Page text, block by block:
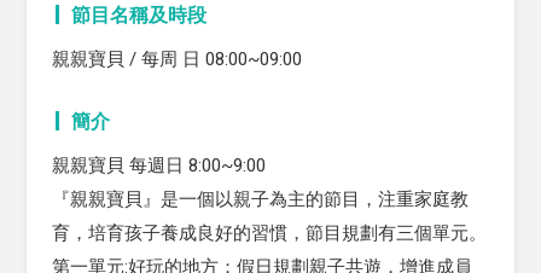
節目名稱及時段
親親寶貝 / 每周 日 08:00~09:00
簡介
親親寶貝 每週日 8:00~9:00
『親親寶貝』是一個以親子為主的節目，注重家庭教
育，培育孩子養成良好的習慣，節目規劃有三個單元。
第一單元:好玩的地方；假日規劃親子共遊，增進成員